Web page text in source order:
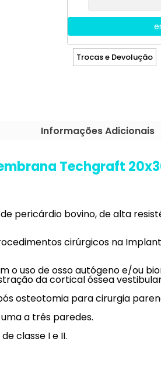
Trocas e Devolução
Informações Adicionais
Techgraft
pericárdio bovino, de alta
cirúrgicos na
o uso de osso autógeno e/ou
da cortical óssea
osteotomia para cirurgia
a três paredes.
classe I e II.